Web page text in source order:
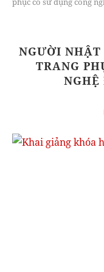
NGƯỜI NHẬT
TRANG
NGHỆ